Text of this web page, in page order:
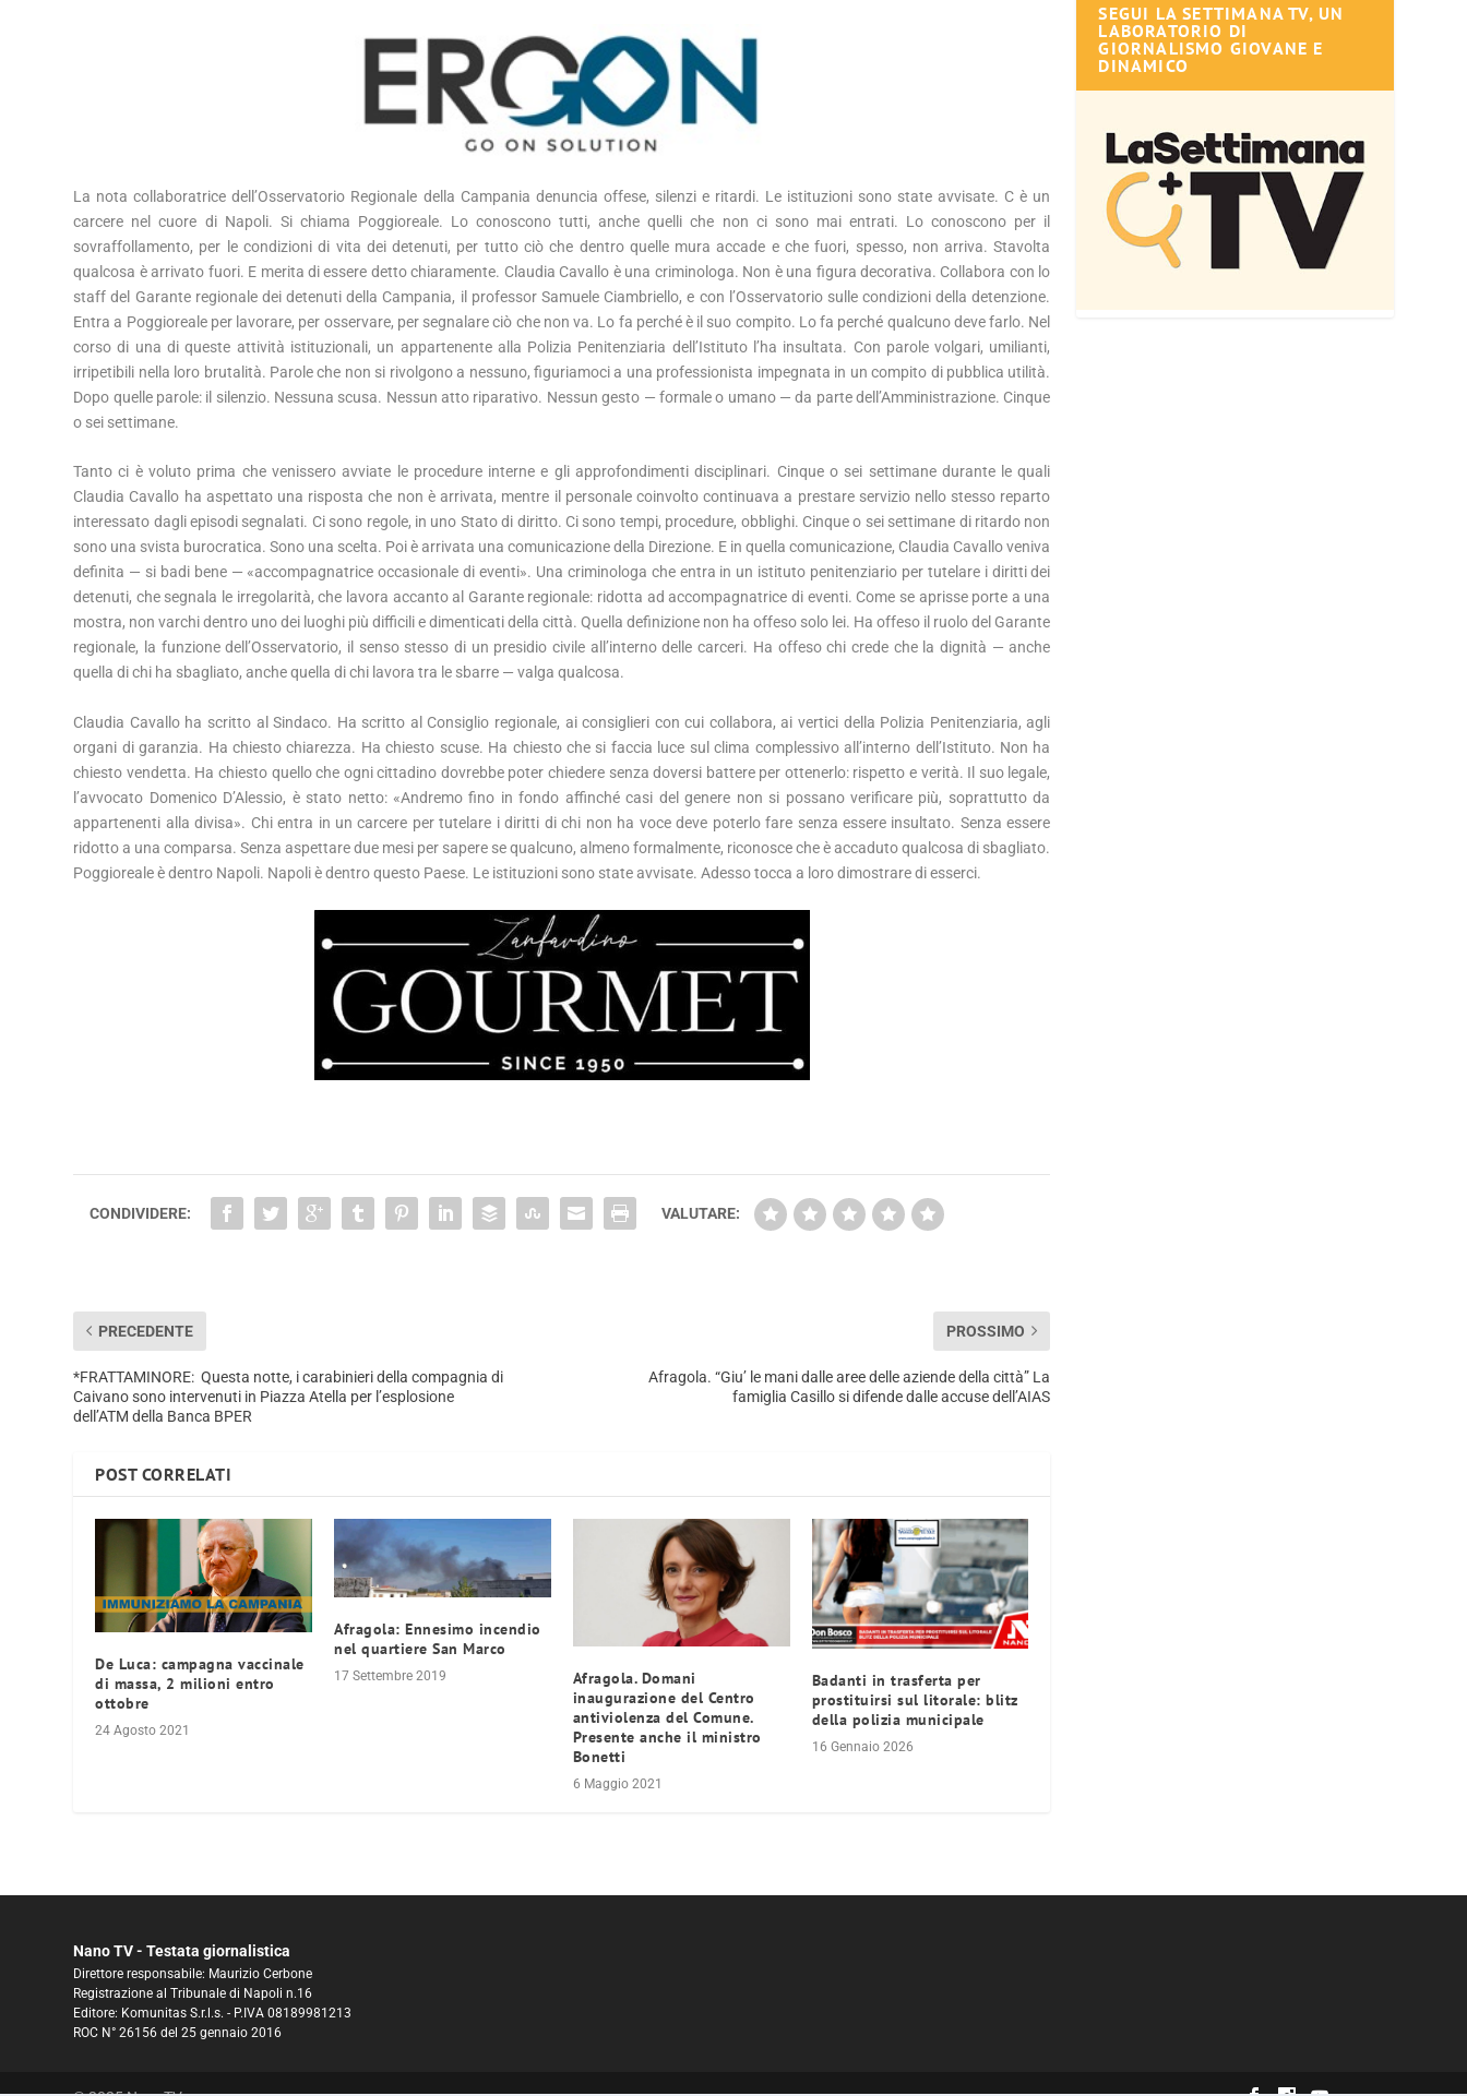
La nota collaboratrice dell’Osservatorio Regionale della Campania denuncia offese, silenzi e ritardi. Le istituzioni sono state avvisate. C è un
carcere nel cuore di Napoli. Si chiama Poggioreale. Lo conoscono tutti, anche quelli che non ci sono mai entrati. Lo conoscono per il
sovraffollamento, per le condizioni di vita dei detenuti, per tutto ciò che dentro quelle mura accade e che fuori, spesso, non arriva. Stavolta
qualcosa è arrivato fuori. E merita di essere detto chiaramente. Claudia Cavallo è una criminologa. Non è una figura decorativa. Collabora con lo
staff del Garante regionale dei detenuti della Campania, il professor Samuele Ciambriello, e con l’Osservatorio sulle condizioni della detenzione.
Entra a Poggioreale per lavorare, per osservare, per segnalare ciò che non va. Lo fa perché è il suo compito. Lo fa perché qualcuno deve farlo. Nel
corso di una di queste attività istituzionali, un appartenente alla Polizia Penitenziaria dell’Istituto l’ha insultata. Con parole volgari, umilianti,
irripetibili nella loro brutalità. Parole che non si rivolgono a nessuno, figuriamoci a una professionista impegnata in un compito di pubblica utilità.
Dopo quelle parole: il silenzio. Nessuna scusa. Nessun atto riparativo. Nessun gesto — formale o umano — da parte dell’Amministrazione. Cinque
o sei settimane.
Tanto ci è voluto prima che venissero avviate le procedure interne e gli approfondimenti disciplinari. Cinque o sei settimane durante le quali
Claudia Cavallo ha aspettato una risposta che non è arrivata, mentre il personale coinvolto continuava a prestare servizio nello stesso reparto
interessato dagli episodi segnalati. Ci sono regole, in uno Stato di diritto. Ci sono tempi, procedure, obblighi. Cinque o sei settimane di ritardo non
sono una svista burocratica. Sono una scelta. Poi è arrivata una comunicazione della Direzione. E in quella comunicazione, Claudia Cavallo veniva
definita — si badi bene — «accompagnatrice occasionale di eventi». Una criminologa che entra in un istituto penitenziario per tutelare i diritti dei
detenuti, che segnala le irregolarità, che lavora accanto al Garante regionale: ridotta ad accompagnatrice di eventi. Come se aprisse porte a una
mostra, non varchi dentro uno dei luoghi più difficili e dimenticati della città. Quella definizione non ha offeso solo lei. Ha offeso il ruolo del Garante
regionale, la funzione dell’Osservatorio, il senso stesso di un presidio civile all’interno delle carceri. Ha offeso chi crede che la dignità — anche
quella di chi ha sbagliato, anche quella di chi lavora tra le sbarre — valga qualcosa.
Claudia Cavallo ha scritto al Sindaco. Ha scritto al Consiglio regionale, ai consiglieri con cui collabora, ai vertici della Polizia Penitenziaria, agli
organi di garanzia. Ha chiesto chiarezza. Ha chiesto scuse. Ha chiesto che si faccia luce sul clima complessivo all’interno dell’Istituto. Non ha
chiesto vendetta. Ha chiesto quello che ogni cittadino dovrebbe poter chiedere senza doversi battere per ottenerlo: rispetto e verità. Il suo legale,
l’avvocato Domenico D’Alessio, è stato netto: «Andremo fino in fondo affinché casi del genere non si possano verificare più, soprattutto da
appartenenti alla divisa». Chi entra in un carcere per tutelare i diritti di chi non ha voce deve poterlo fare senza essere insultato. Senza essere
ridotto a una comparsa. Senza aspettare due mesi per sapere se qualcuno, almeno formalmente, riconosce che è accaduto qualcosa di sbagliato.
Poggioreale è dentro Napoli. Napoli è dentro questo Paese. Le istituzioni sono state avvisate. Adesso tocca a loro dimostrare di esserci.
CONDIVIDERE: VALUTARE:
PRECEDENTE
*FRATTAMINORE: Questa notte, i carabinieri della compagnia di
Caivano sono intervenuti in Piazza Atella per l’esplosione
dell’ATM della Banca BPER
PROSSIMO
Afragola. “Giu’ le mani dalle aree delle aziende della città” La
famiglia Casillo si difende dalle accuse dell’AIAS
POST CORRELATI
De Luca: campagna vaccinale
di massa, 2 milioni entro
ottobre
24 Agosto 2021
Afragola: Ennesimo incendio
nel quartiere San Marco
17 Settembre 2019
Afragola. Domani
inaugurazione del Centro
antiviolenza del Comune.
Presente anche il ministro
Bonetti
6 Maggio 2021
Badanti in trasferta per
prostituirsi sul litorale: blitz
della polizia municipale
16 Gennaio 2026
SEGUI LA SETTIMANA TV, UN
LABORATORIO DI
GIORNALISMO GIOVANE E
DINAMICO
Nano TV - Testata giornalistica
Direttore responsabile: Maurizio Cerbone
Registrazione al Tribunale di Napoli n.16
Editore: Komunitas S.r.l.s. - P.IVA 08189981213
ROC N° 26156 del 25 gennaio 2016